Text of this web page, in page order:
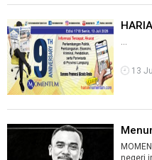
...
13
negeri